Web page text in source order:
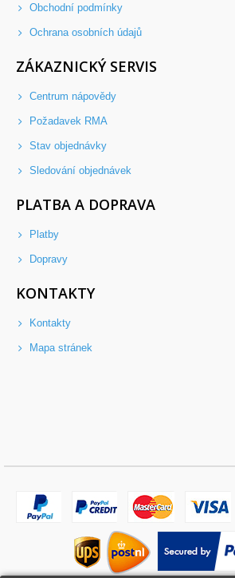
Obchodní podmínky
Ochrana osobních údajů
ZÁKAZNICKÝ SERVIS
Centrum nápovědy
Požadavek RMA
Stav objednávky
Sledování objednávek
PLATBA A DOPRAVA
Platby
Dopravy
KONTAKTY
Kontakty
Mapa stránek